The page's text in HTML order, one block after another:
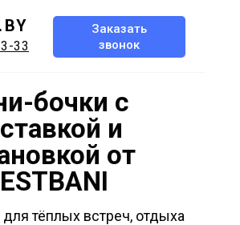
33
Заказать
звонок
тёплых встреч, отдыха
бочки с
и
от